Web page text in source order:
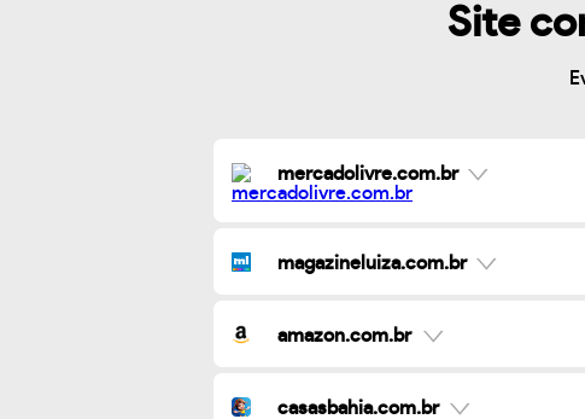
Site
mercadolivre.com.br
magazineluiza.com.br
amazon.com.br
casasbahia.com.br